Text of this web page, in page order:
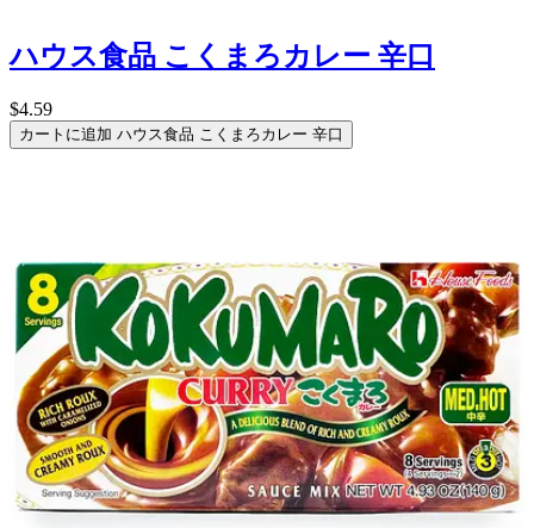
ハウス食品 こくまろカレー 辛口
$4.59
カートに追加 ハウス食品 こくまろカレー 辛口